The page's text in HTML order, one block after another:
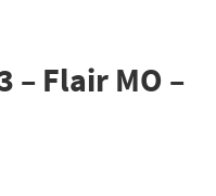
– Flair MO –